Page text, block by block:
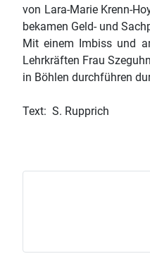
von Lara-Marie Krenn-
bekamen Geld- und
Mit einem Imbiss und
Lehrkräften Frau
in Böhlen durchführen
Text: S. Rupprich